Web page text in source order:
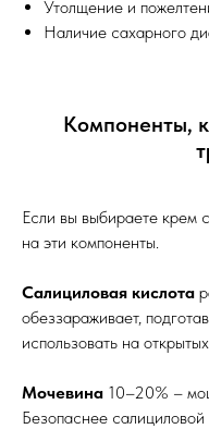
Утолщение и
Наличие сахарного
Компоненты,
Если вы выбираете крем
на эти компоненты.
Салициловая кислота
обеззараживает,
использовать на
Мочевина 10–20% –
Безопаснее